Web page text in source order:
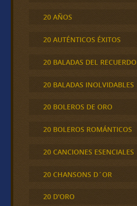
20 AÑOS
20 AUTÉNTICOS ÉXITOS
20 BALADAS DEL RECUERDO
20 BALADAS INOLVIDABLES
20 BOLEROS DE ORO
20 BOLEROS ROMÁNTICOS
20 CANCIONES ESENCIALES
20 CHANSONS D´OR
20 D'ORO